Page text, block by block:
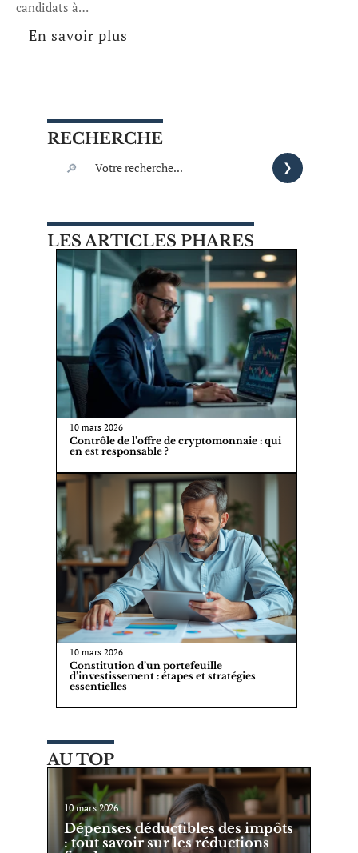
candidats à…
En savoir plus
RECHERCHE
LES ARTICLES PHARES
10 mars 2026
Contrôle de l’offre de cryptomonnaie : qui
en est responsable ?
10 mars 2026
Constitution d’un portefeuille
d’investissement : étapes et stratégies
essentielles
AU TOP
10 mars 2026
Dépenses déductibles des impôts
: tout savoir sur les réductions